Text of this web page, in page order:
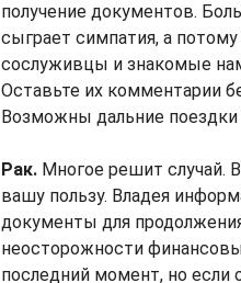
получение документов.
сыграет симпатия, а
сослуживцы и знакомые
Оставьте их комментарии
Возможны дальние поездки
Рак. Многое решит случай.
вашу пользу. Владея
документы для
неосторожности
последний момент, но если